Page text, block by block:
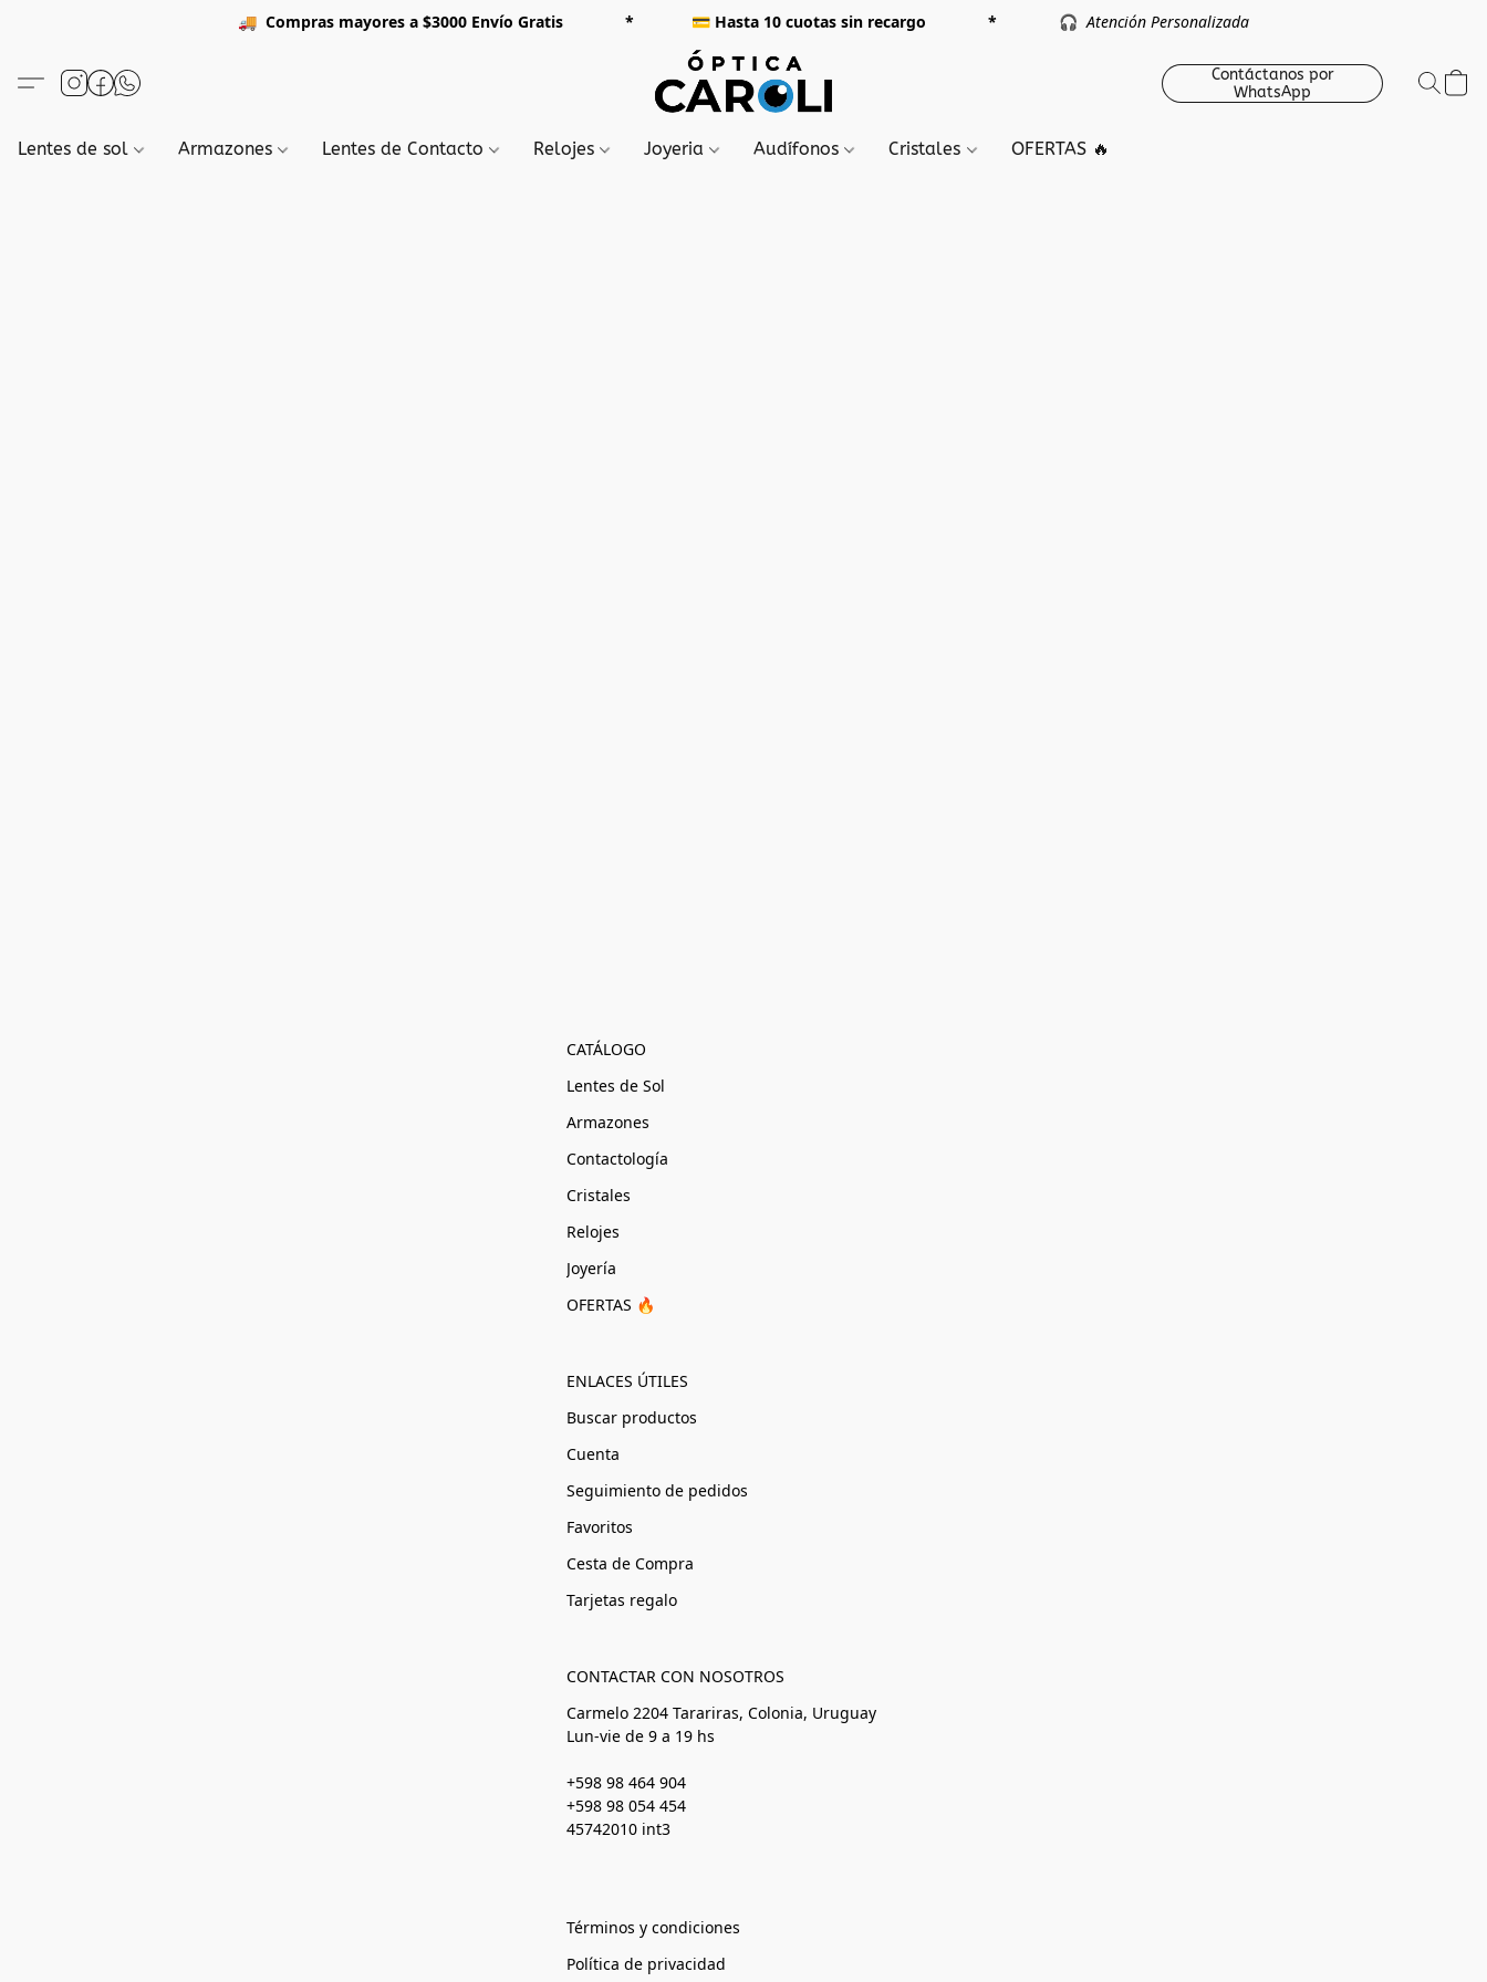
🚚 Compras mayores a $3000 Envío Gratis * 💳 Hasta 10 cuotas sin recargo * 🎧Atención Personalizada
Contáctanos por
WhatsApp
Lentes de sol Armazones Lentes de Contacto Relojes Joyeria Audífonos Cristales OFERTAS 🔥
CATÁLOGO
Lentes de Sol
Armazones
Contactología
Cristales
Relojes
Joyería
OFERTAS 🔥
ENLACES ÚTILES
Buscar productos
Cuenta
Seguimiento de pedidos
Favoritos
Cesta de Compra
Tarjetas regalo
CONTACTAR CON NOSOTROS
Carmelo 2204 Tarariras, Colonia, Uruguay
Lun-vie de 9 a 19 hs
+598 98 464 904
+598 98 054 454
45742010 int3
Términos y condiciones
Política de privacidad